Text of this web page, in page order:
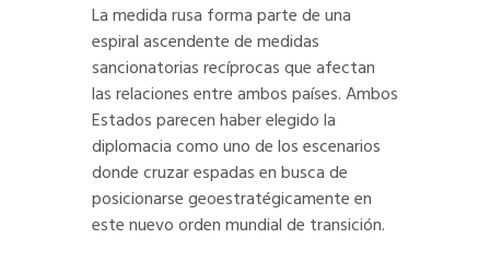
La medida rusa forma parte de una
espiral ascendente de medidas
sancionatorias recíprocas que afectan
las relaciones entre ambos países. Ambos
Estados parecen haber elegido la
diplomacia como uno de los escenarios
donde cruzar espadas en busca de
posicionarse geoestratégicamente en
este nuevo orden mundial de transición.